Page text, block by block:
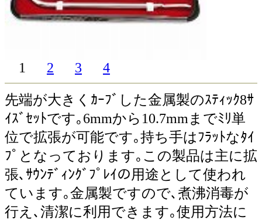
1 2 3 4
先端が大きくｶｰﾌﾞした金属製のｽﾃｨｯｸ8ｻ
ｲｽﾞｾｯﾄです｡6mmから10.7mmまでﾐﾘ単
位で拡張が可能です｡持ち手はﾌﾗｯﾄなﾀｲ
ﾌﾟとなっております｡この製品は主に拡
張､ｻｳﾝﾃﾞｨﾝｸﾞﾌﾟﾚｲの用途として使われ
ています｡金属製ですので､煮沸消毒が
行え､清潔に利用できます｡使用方法に